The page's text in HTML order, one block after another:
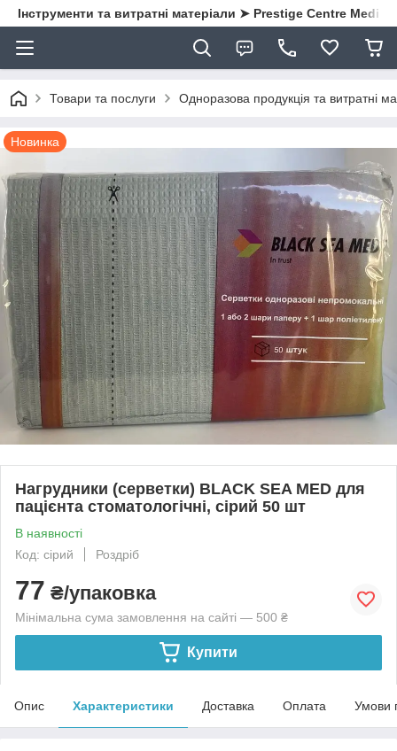
Інструменти та витратні матеріали ➤ Prestige Centre Medical
Товари та послуги Одноразова продукція та витратні
Новинка
Нагрудники (серветки) BLACK SEA MED для
пацієнта стоматологічні, сірий 50 шт
В наявності
Код: сірий
Роздріб
77 ₴/упаковка
Мінімальна сума замовлення на сайті — 500 ₴
Купити
Опис Характеристики Доставка Оплата Умови